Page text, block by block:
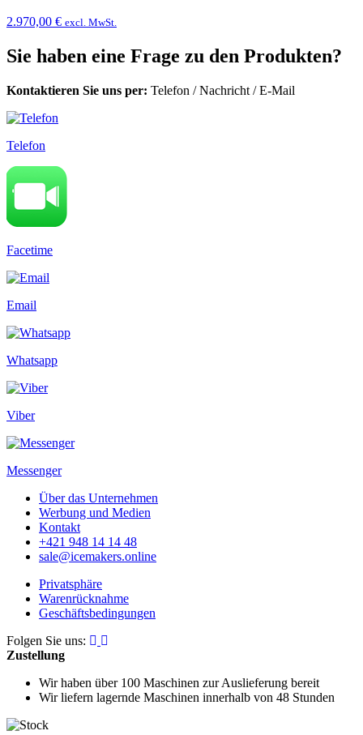
2.970,00 € excl. MwSt.
Sie haben eine Frage zu den Produkten?
Kontaktieren Sie uns per: Telefon /Nachricht /E-Mail
Telefon
Facetime
Email
Whatsapp
Viber
Messenger
Über das Unternehmen
Werbung und Medien
Kontakt
+421 948 14 14 48
sale@icemakers.online
Privatsphäre
Warenrücknahme
Geschäftsbedingungen
Folgen Sie uns:
Zustellung
Wir haben über 100 Maschinen zur Auslieferung bereit
Wir liefern lagernde Maschinen innerhalb von 48 Stunden